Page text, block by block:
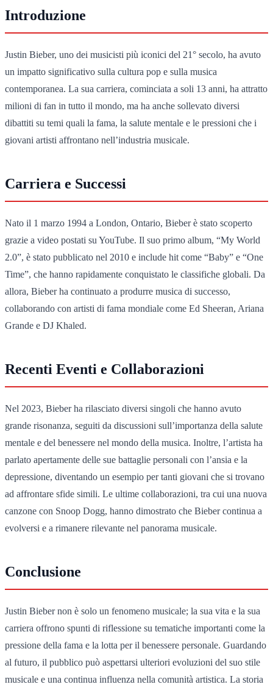
Introduzione
Justin Bieber, uno dei musicisti più iconici del 21° secolo, ha avuto
un impatto significativo sulla cultura pop e sulla musica
contemporanea. La sua carriera, cominciata a soli 13 anni, ha attratto
milioni di fan in tutto il mondo, ma ha anche sollevato diversi
dibattiti su temi quali la fama, la salute mentale e le pressioni che i
giovani artisti affrontano nell’industria musicale.
Carriera e Successi
Nato il 1 marzo 1994 a London, Ontario, Bieber è stato scoperto
grazie a video postati su YouTube. Il suo primo album, “My World
2.0”, è stato pubblicato nel 2010 e include hit come “Baby” e “One
Time”, che hanno rapidamente conquistato le classifiche globali. Da
allora, Bieber ha continuato a produrre musica di successo,
collaborando con artisti di fama mondiale come Ed Sheeran, Ariana
Grande e DJ Khaled.
Recenti Eventi e Collaborazioni
Nel 2023, Bieber ha rilasciato diversi singoli che hanno avuto
grande risonanza, seguiti da discussioni sull’importanza della salute
mentale e del benessere nel mondo della musica. Inoltre, l’artista ha
parlato apertamente delle sue battaglie personali con l’ansia e la
depressione, diventando un esempio per tanti giovani che si trovano
ad affrontare sfide simili. Le ultime collaborazioni, tra cui una nuova
canzone con Snoop Dogg, hanno dimostrato che Bieber continua a
evolversi e a rimanere rilevante nel panorama musicale.
Conclusione
Justin Bieber non è solo un fenomeno musicale; la sua vita e la sua
carriera offrono spunti di riflessione su tematiche importanti come la
pressione della fama e la lotta per il benessere personale. Guardando
al futuro, il pubblico può aspettarsi ulteriori evoluzioni del suo stile
musicale e una continua influenza nella comunità artistica. La storia